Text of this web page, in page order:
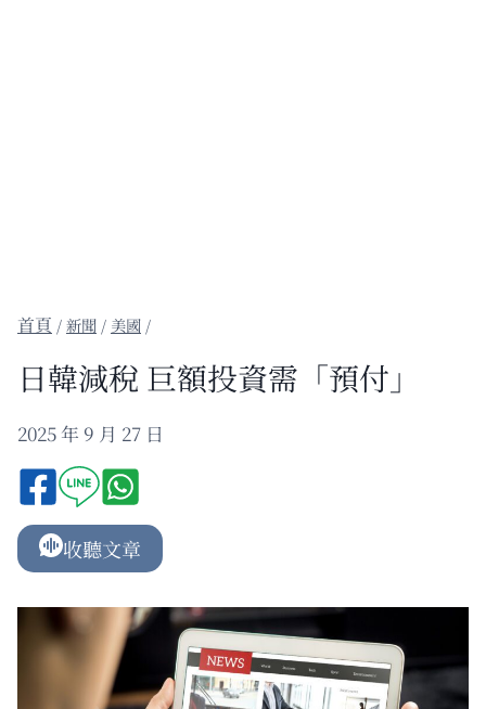
/新聞 / 美國 /
日韓減稅 巨額投資需「預付」
2025 年 9 月 27 日
收聽文章